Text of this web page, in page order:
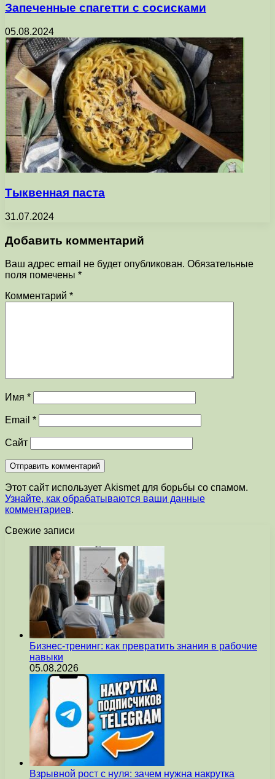
Запеченные спагетти с сосисками
05.08.2024
Тыквенная паста
31.07.2024
Добавить комментарий
Ваш адрес email не будет опубликован. Обязательные
поля помечены *
Комментарий *
Имя *
Email *
Сайт
Этот сайт использует Akismet для борьбы со спамом.
Узнайте, как обрабатываются ваши данные
комментариев.
Свежие записи
Бизнес-тренинг: как превратить знания в рабочие
навыки
05.08.2026
Взрывной рост с нуля: зачем нужна накрутка